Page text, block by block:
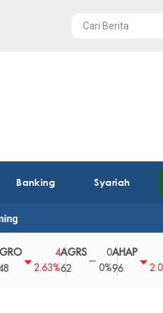
Banking Syariah
2.63%
AGRS
62
0AHAP
2.04%